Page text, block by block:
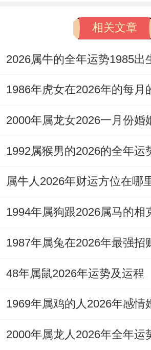
丙午年正财星藏于午火之中
营，属稳中有升之态，丙火
烈火灼木，明显指向巨大的
或为提升生活品质与个人形
消费。
势也极为明显，困难有大规
从命理角度，火旺极则需土
一种意象，正财虽藏，但流
遇闪现，尤其是与他人合作
只是火势过旺，投资投机务
防因判断失误或受他人鼓动
相关文章
2026属牛的全年运势1985出
属牛人2026年财运方位在哪
48年属鼠2026年运势及运程